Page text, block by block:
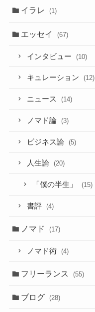
イラレ (1)
エッセイ (67)
インタビュー (10)
キュレーション (12)
ニュース (14)
ノマド論 (3)
ビジネス論 (5)
人生論 (20)
「僕の半生」 (15)
書評 (4)
ノマド (17)
ノマド術 (4)
フリーランス (55)
ブログ (28)